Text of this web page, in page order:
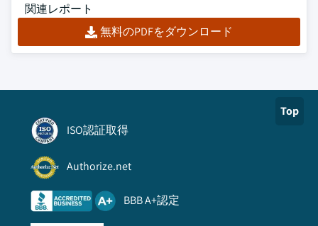
関連レポート
無料のPDFをダウンロード
Top
ISO認証取得
Authorize.net
BBB A+認定